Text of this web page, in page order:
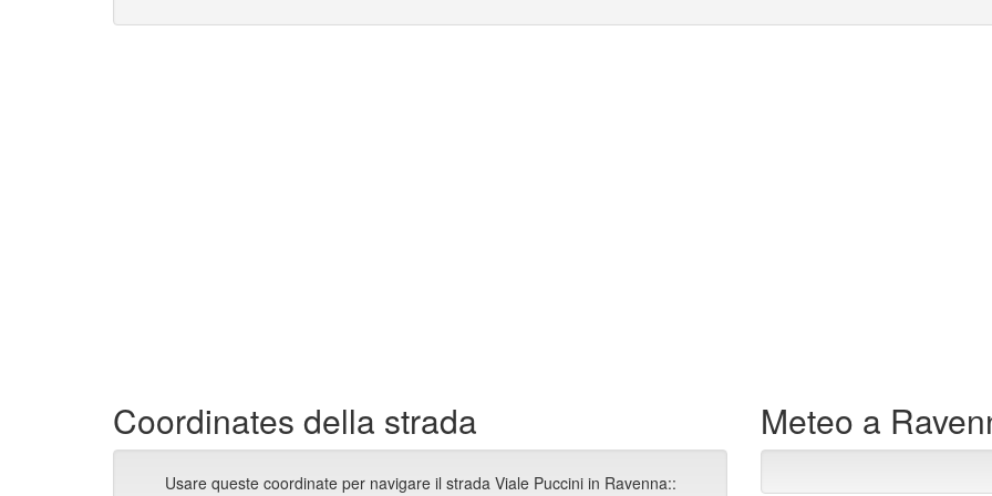
Coordinates della strada
Usare queste coordinate per navigare il strada Viale Puccini in Ravenna::
Meteo a